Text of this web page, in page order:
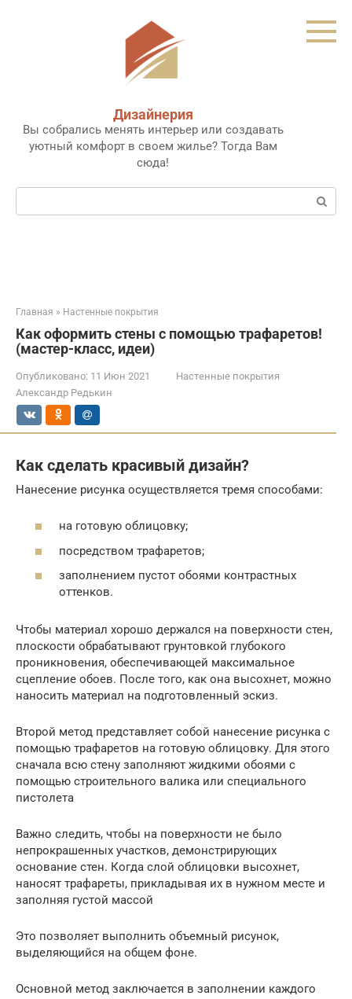
Дизайнерия
Вы собрались менять интерьер или создавать
уютный комфорт в своем жилье? Тогда Вам
сюда!
Поиск:
Главная » Настенные покрытия
Как оформить стены с помощью трафаретов!
(мастер-класс, идеи)
Опубликовано: 11 Июн 2021
Настенные покрытия
Александр Редькин
Как сделать красивый дизайн?
Нанесение рисунка осуществляется тремя способами:
на готовую облицовку;
посредством трафаретов;
заполнением пустот обоями контрастных
оттенков.
Чтобы материал хорошо держался на поверхности стен,
плоскости обрабатывают грунтовкой глубокого
проникновения, обеспечивающей максимальное
сцепление обоев. После того, как она высохнет, можно
наносить материал на подготовленный эскиз.
Второй метод представляет собой нанесение рисунка с
помощью трафаретов на готовую облицовку. Для этого
сначала всю стену заполняют жидкими обоями с
помощью строительного валика или специального
пистолета
Важно следить, чтобы на поверхности не было
непрокрашенных участков, демонстрирующих
основание стен. Когда слой облицовки высохнет,
наносят трафареты, прикладывая их в нужном месте и
заполняя густой массой
Это позволяет выполнить объемный рисунок,
выделяющийся на общем фоне.
Основной метод заключается в заполнении каждого